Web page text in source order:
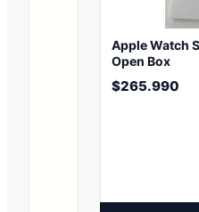
Apple Watch
Open Box
$265.990